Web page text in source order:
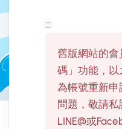
登入表單
:::
舊版網站的
碼」功能，以
為帳號重新申
問題，敬請
LINE@或